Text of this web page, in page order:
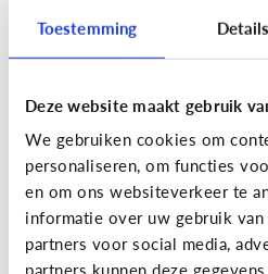
Toestemming Details
Deze website maakt gebruik
We gebruiken cookies om
personaliseren, om functies
en om ons websiteverkeer te
informatie over uw gebruik
partners voor social media,
partners kunnen deze
Lees de 3 tips
Lezen
Mijn kind kan
dat ik nog